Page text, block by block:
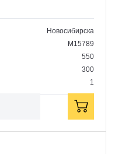
Новосибирска
M15789
550
300
1